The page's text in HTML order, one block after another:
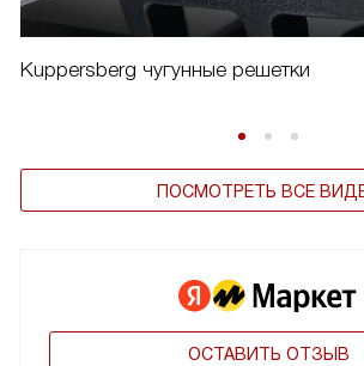
Kuppersberg чугунные решетки
ПОСМОТРЕТЬ ВСЕ
ОСТАВИТЬ ОТЗЫВ